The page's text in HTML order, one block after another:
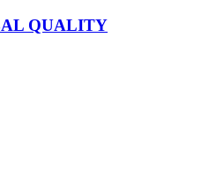
QUALITY